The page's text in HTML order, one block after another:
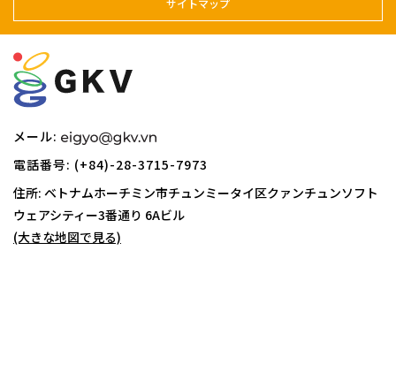
サイトマップ
メール:
電話番号: (+84)-28-3715-7973
住所: ベトナムホーチミン市チュンミータイ区クァンチュンソフト
ウェアシティー3番通り 6Aビル
(大きな地図で見る)